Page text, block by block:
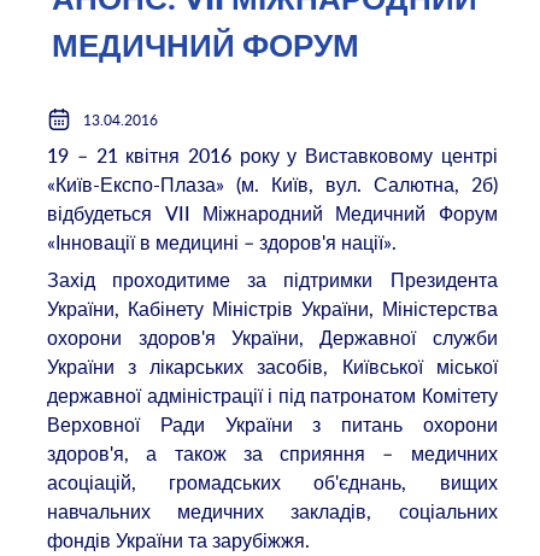
МЕДИЧНИЙ ФОРУМ
13.04.2016
19 – 21 квітня 2016 року у Виставковому центрі
«Київ-Експо-Плаза» (м. Київ, вул. Салютна, 2б)
відбудеться VII Міжнародний Медичний Форум
«Інновації в медицині – здоров'я нації».
Захід проходитиме за підтримки Президента
України, Кабінету Міністрів України, Міністерства
охорони здоров'я України, Державної служби
України з лікарських засобів, Київської міської
державної адміністрації і під патронатом Комітету
Верховної Ради України з питань охорони
здоров'я, а також за сприяння – медичних
асоціацій, громадських об'єднань, вищих
навчальних медичних закладів, соціальних
фондів України та зарубіжжя.